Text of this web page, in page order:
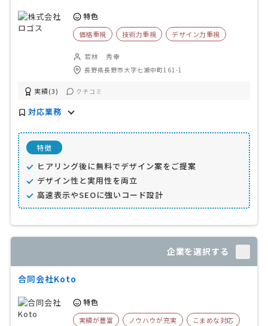
特色
価格重視 技術力重視 デザイン力重視
若林 秀幸
長野県長野市大字七瀬中町161-1
実績(3) クチコミ
対応業務
特徴
ヒアリング後に無料でデザイン案をご提案
デザイン性と実用性を両立
高速表示やSEOに強いコード設計
企業を選択する
合同会社Koto
特色
実績が豊富 ノウハウが充実 こまめな対応